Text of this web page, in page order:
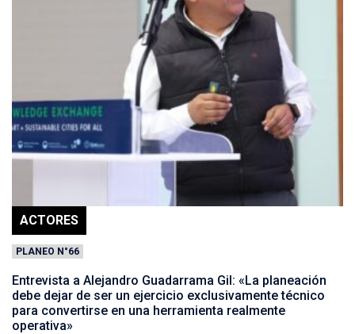
ACTORES
PLANEO N°66
Entrevista a Alejandro Guadarrama Gil: «La planeación
debe dejar de ser un ejercicio exclusivamente técnico
para convertirse en una herramienta realmente
operativa»